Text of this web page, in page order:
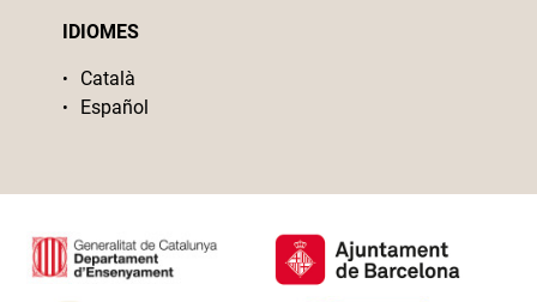
IDIOMES
Català
Español